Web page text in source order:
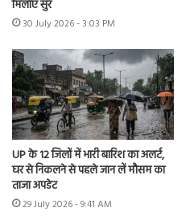
मिलाए सुर
30 July 2026 - 3:03 PM
UP के 12 जिलों में भारी बारिश का अलर्ट,
घर से निकलने से पहले जान लें मौसम का
ताजा अपडेट
29 July 2026 - 9:41 AM